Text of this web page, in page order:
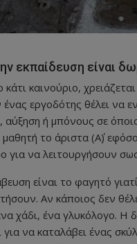
εκπαίδευση είναι
καινούριο,
εργοδότης θέλει να
ή μπόνους σε
το άριστα (Α΄)
για να λειτουργήσουν
είναι το φαγητό
Αν κάποιος δεν
χάδι, ένα γλυκόλογο. Η
να καταλάβει ένας